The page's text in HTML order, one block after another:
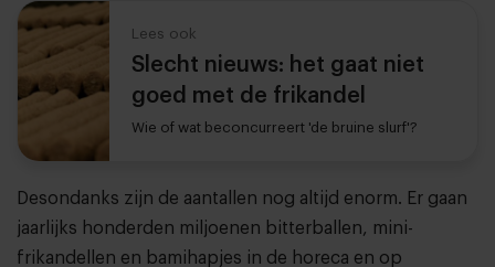
Lees ook
Slecht nieuws: het gaat niet
goed met de frikandel
Wie of wat beconcurreert 'de bruine slurf'?
Desondanks zijn de aantallen nog altijd enorm. Er gaan
jaarlijks honderden miljoenen bitterballen, mini-
frikandellen en bamihapjes in de horeca en op